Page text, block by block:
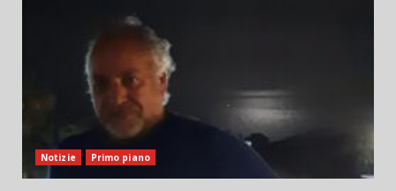
Notizie Primo piano